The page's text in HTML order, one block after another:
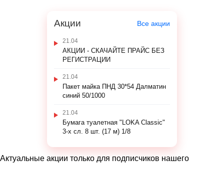
Акции Все акции
21.04
АКЦИИ - СКАЧАЙТЕ ПРАЙС БЕЗ
РЕГИСТРАЦИИ
21.04
Пакет майка ПНД 30*54 Далматин
синий 50/1000
21.04
Бумага туалетная "LOKA Classic"
3-х сл. 8 шт. (17 м) 1/8
Актуальные акции только для подписчиков нашего